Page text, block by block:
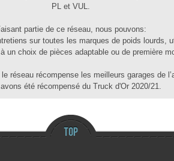
PL et VUL.
partie de ce réseau, nous pouvons:
sur toutes les marques de poids lourds,
un choix de pièces adaptable ou de première
réseau récompense les meilleurs garages de
été récompensé du Truck d'Or 2020/21.